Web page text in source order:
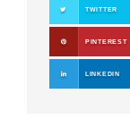
TWITTER
PINTEREST
LINKEDIN